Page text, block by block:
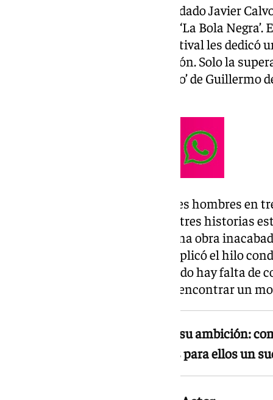
El mayor golpe de efecto lo han dado Javier
como ‘los Javis’, con su película ‘La Bola
pasado jueves, el público del festival les
más prolongada de toda la edición. Solo la
certamen, ‘El laberinto del fauno’ de Guillermo
La película narra las vidas de tres hombres en
distintos: 1932, 1937 y 2017. Las tres historias
sexualidad, el deseo, el dolor y una obra
rueda de prensa, Javier Calvo explicó el hilo
queríamos mostrar es que cuando hay falta de
violencia. Por ello tenemos que encontrar un
Los directores no han ocultado su ambición:
galardón máximo de Cannes, es para ellos un